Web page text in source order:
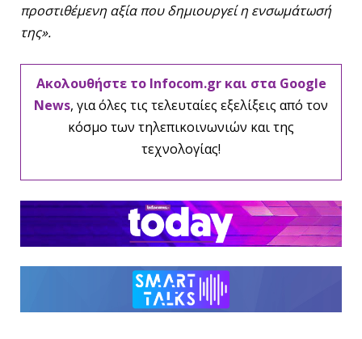
προστιθέμενη αξία που δημιουργεί η ενσωμάτωσή
της».
Ακολουθήστε το Infocom.gr και στα Google
News, για όλες τις τελευταίες εξελίξεις από τον
κόσμο των τηλεπικοινωνιών και της
τεχνολογίας!